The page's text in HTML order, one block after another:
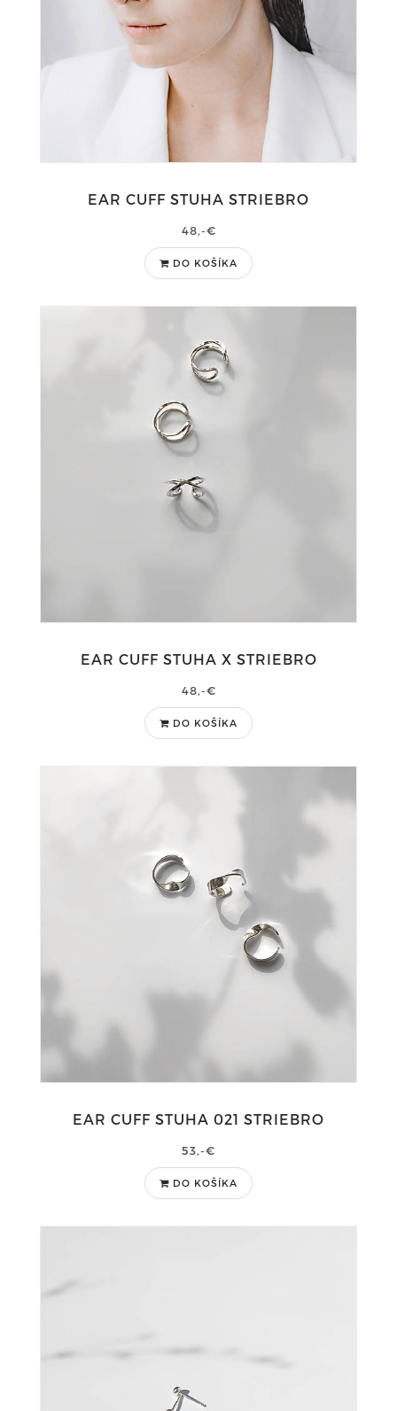
EAR CUFF STUHA STRIEBRO
48,-€
DO KOŠÍKA
EAR CUFF STUHA X STRIEBRO
48,-€
DO KOŠÍKA
EAR CUFF STUHA 021 STRIEBRO
53,-€
DO KOŠÍKA